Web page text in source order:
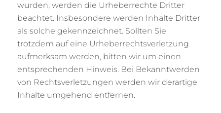
wurden, werden die Urheberrechte Dritter
beachtet. Insbesondere werden Inhalte Dritter
als solche gekennzeichnet. Sollten Sie
trotzdem auf eine Urheberrechtsverletzung
aufmerksam werden, bitten wir um einen
entsprechenden Hinweis. Bei Bekanntwerden
von Rechtsverletzungen werden wir derartige
Inhalte umgehend entfernen.